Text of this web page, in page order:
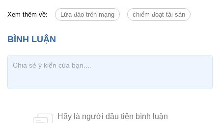
Xem thêm về: Lừa đảo trên mạng chiếm đoạt tài sản